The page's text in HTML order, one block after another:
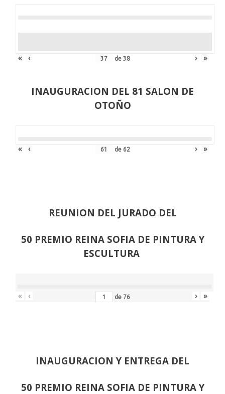
« ‹ de 38 › »
INAUGURACION DEL 81 SALON DE
OTOÑO
« ‹ de 62 › »
REUNION DEL JURADO DEL
50 PREMIO REINA SOFIA DE PINTURA Y
ESCULTURA
« ‹ de 76 › »
INAUGURACION Y ENTREGA DEL
50 PREMIO REINA SOFIA DE PINTURA Y